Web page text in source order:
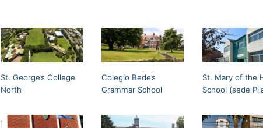
St. George’s College
North
Colegio Bede’s
Grammar School
St. Mary of the
School (sede